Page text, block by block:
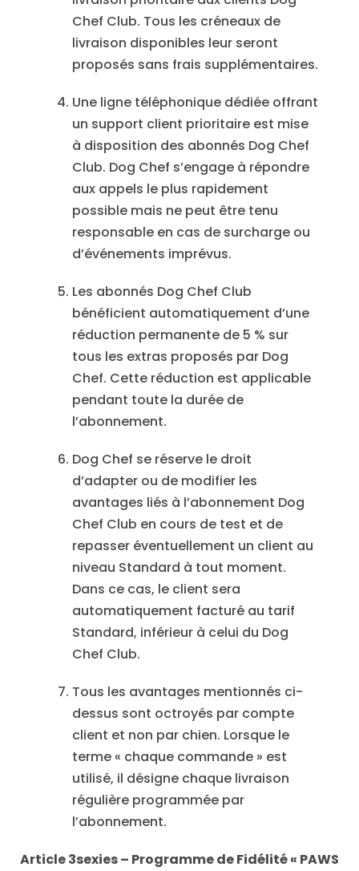
Chef Club. Tous les créneaux de
livraison disponibles leur seront
proposés sans frais supplémentaires.
Une ligne téléphonique dédiée offrant
un support client prioritaire est mise
à disposition des abonnés Dog Chef
Club. Dog Chef s’engage à répondre
aux appels le plus rapidement
possible mais ne peut être tenu
responsable en cas de surcharge ou
d’événements imprévus.
Les abonnés Dog Chef Club
bénéficient automatiquement d’une
réduction permanente de 5 % sur
tous les extras proposés par Dog
Chef. Cette réduction est applicable
pendant toute la durée de
l’abonnement.
Dog Chef se réserve le droit
d’adapter ou de modifier les
avantages liés à l’abonnement Dog
Chef Club en cours de test et de
repasser éventuellement un client au
niveau Standard à tout moment.
Dans ce cas, le client sera
automatiquement facturé au tarif
Standard, inférieur à celui du Dog
Chef Club.
Tous les avantages mentionnés ci-
dessus sont octroyés par compte
client et non par chien. Lorsque le
terme « chaque commande » est
utilisé, il désigne chaque livraison
régulière programmée par
l’abonnement.
Article 3sexies – Programme de Fidélité « PAWS